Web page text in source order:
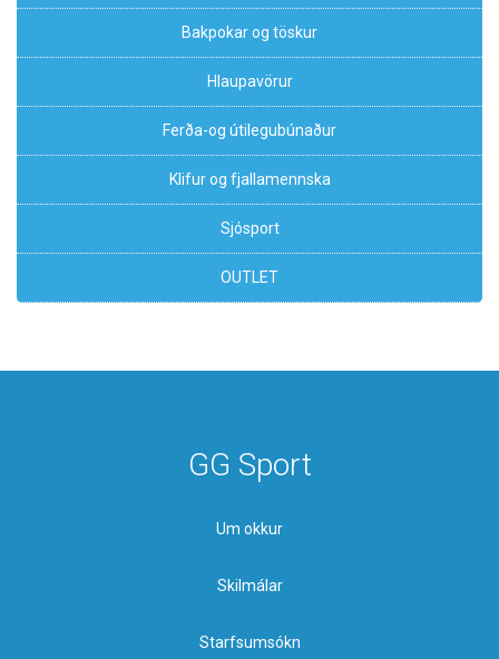
Bakpokar og töskur
Hlaupavörur
Ferða-og útilegubúnaður
Klifur og fjallamennska
Sjósport
OUTLET
GG Sport
Um okkur
Skilmálar
Starfsumsókn